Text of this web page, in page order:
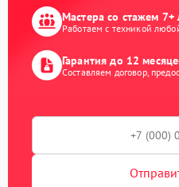
Мастера со стажем 7+
Работаем с техникой
Гарантия до 12
Составляем договор,